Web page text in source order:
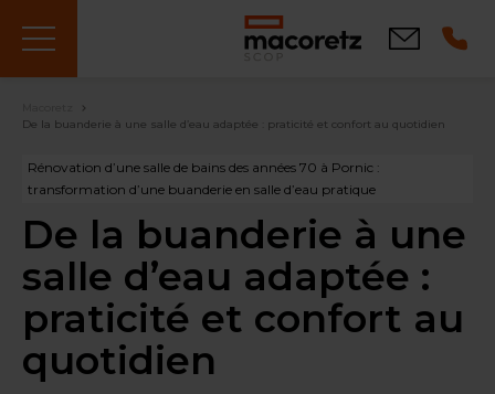
principal
Contact
d'Ariane
De la buanderie à une salle d’eau adaptée : praticité et confort au quotidien
Rénovation d’une salle de bains des années 70 à Pornic :
transformation d’une buanderie en salle d’eau pratique
De la buanderie à une
salle d’eau adaptée :
praticité et confort au
quotidien